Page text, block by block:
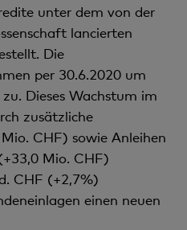
unter dem von der
lancier­ten
Die
per 30.6.2020 um
Dieses Wachstum im
zusätzliche
CHF) sowie Anleihen
Mio. CHF)
CHF (+2,7%)
einen neuen